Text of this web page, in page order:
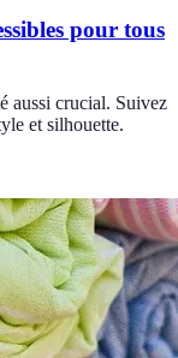
pour tous
aussi crucial. Suivez
et silhouette.